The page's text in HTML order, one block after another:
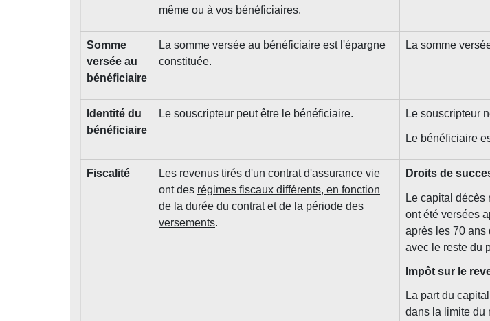
même ou à vos bénéficiaires.
Somme
versée au
bénéficiaire
La somme versée au bénéficiaire est l'épargne
constituée.
La somme
Identité du
bénéficiaire
Le souscripteur peut être le bénéficiaire. Le souscripteur
Le bénéficiaire
Fiscalité
Les revenus tirés d'un contrat d'assurance vie
ont des régimes fiscaux différents, en fonction
de la durée du contrat et de la période des
versements.
Droits de
Le capital décès
ont été versées
après les 70 ans
avec le reste du
Impôt sur le
La part du
dans la limite du